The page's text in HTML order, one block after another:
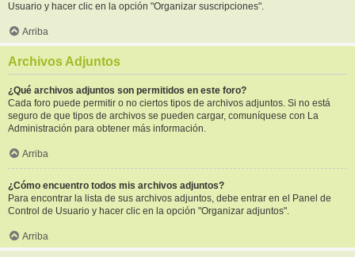
Usuario y hacer clic en la opción "Organizar suscripciones".
Arriba
Archivos Adjuntos
¿Qué archivos adjuntos son permitidos en este foro?
Cada foro puede permitir o no ciertos tipos de archivos adjuntos. Si no está
seguro de que tipos de archivos se pueden cargar, comuníquese con La
Administración para obtener más información.
Arriba
¿Cómo encuentro todos mis archivos adjuntos?
Para encontrar la lista de sus archivos adjuntos, debe entrar en el Panel de
Control de Usuario y hacer clic en la opción "Organizar adjuntos".
Arriba